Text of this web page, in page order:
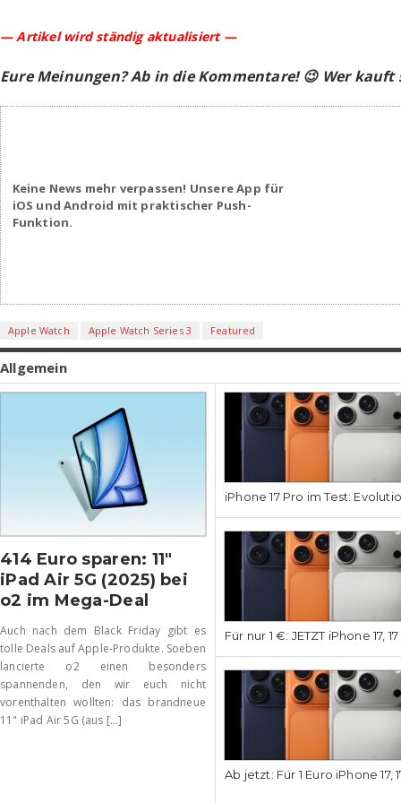
— Artikel wird ständig aktualisiert —
Eure Meinungen? Ab in die Kommentare! 😉 Wer kauft
Keine News mehr verpassen! Unsere App für
iOS und Android mit praktischer Push-
Funktion.
Apple Watch Apple Watch Series 3 Featured
Allgemein
414 Euro sparen: 11″
iPad Air 5G (2025) bei
o2 im Mega-Deal
Auch nach dem Black Friday gibt es
tolle Deals auf Apple-Produkte. Soeben
lancierte o2 einen besonders
spannenden, den wir euch nicht
vorenthalten wollten: das brandneue
11" iPad Air 5G (aus [...]
iPhone 17 Pro im Test:
Für nur 1 €: JETZT iPhone 17,
Ab jetzt: Für 1 Euro iPhone